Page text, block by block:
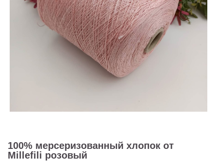
100% мерсеризованный хлопок от
Millefili розовый